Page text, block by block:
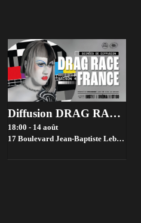
Diffusion DRAG RACE FRANCE saison 4 @ Bistrot ST SO by la House of Jambon Beurre
18:00 - 14 août
17 Boulevard Jean-Baptiste Lebas, 59000 Lille, France,